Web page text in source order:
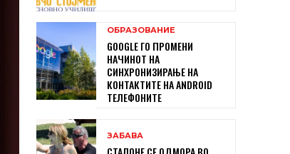
ОБРАЗОВАНИЕ
GOOGLE ГО ПРОМЕНИ
НАЧИНОТ НА
СИНХРОНИЗИРАЊЕ НА
КОНТАКТИТЕ НА ANDROID
ТЕЛЕФОНИТЕ
ЗАБАВА